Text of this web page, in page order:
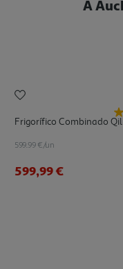
A
Frigorífico Combinado
599.99 €/un
599,99 €